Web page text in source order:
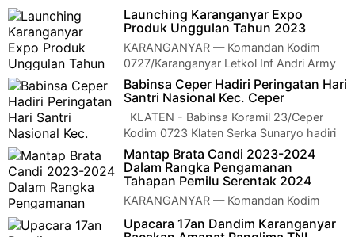
rapat warung mbak endang desa
Harjosari, Popongan, Karanganyar diadakan rapat teknis pe…
Launching Karanganyar Expo
Produk Unggulan Tahun 2023
KARANGANYAR — Komandan Kodim
0727/Karanganyar Letkol Inf Andri Army
Yudha Ardhitama, S.I.P., diwakili Kepala Staf Kodim…
Babinsa Ceper Hadiri Peringatan Hari
Santri Nasional Kec. Ceper
KLATEN - Babinsa Koramil 23/Ceper
Kodim 0723 Klaten Serka Sunaryo hadiri
upacara peringatan Hari Santri Nasi…Mantap Brata Candi 2023-2024
Dalam Rangka Pengamanan
Tahapan Pemilu Serentak 2024
KARANGANYAR — Komandan Kodim
0727/Karanganyar Letkol Inf Andri Army
Yudha Ardhitama, S.I.P,.dan Danramil jajaran kodim, …
Upacara 17an Dandim Karanganyar